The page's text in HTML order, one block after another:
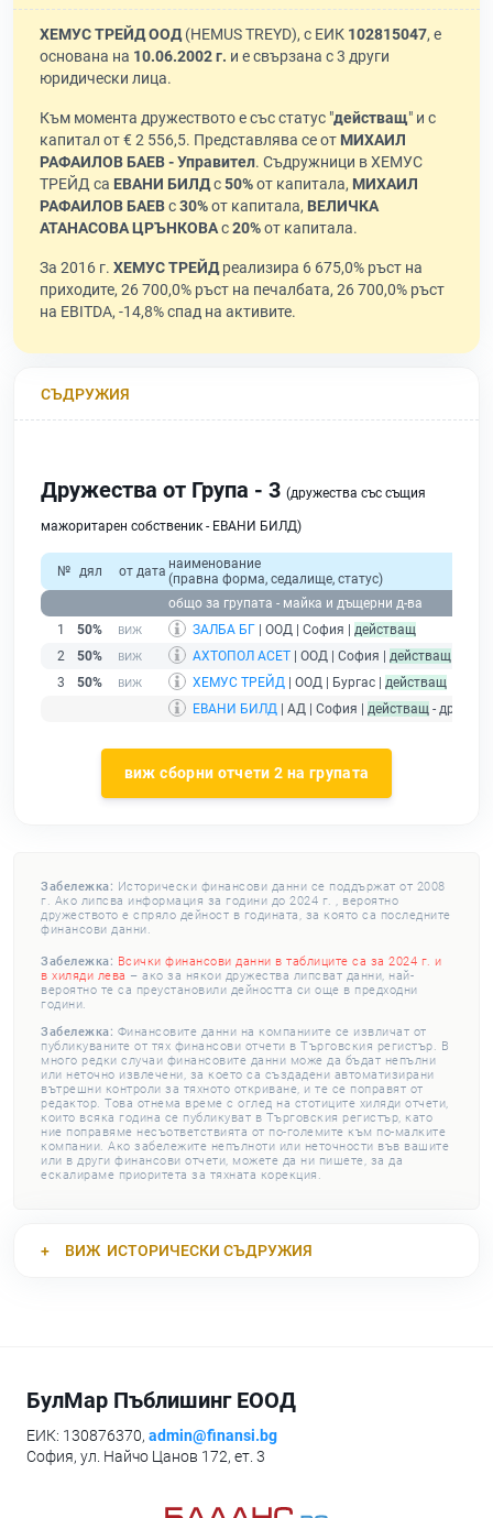
ХЕМУС ТРЕЙД ООД(HEMUS TREYD), с ЕИК 102815047, е
основана на 10.06.2002 г. и е свързана с 3 други
юридически лица.
Към момента дружеството е със статус "действащ" и с
капитал от € 2 556,5. Представлява се от МИХАИЛ
РАФАИЛОВ БАЕВ - Управител. Съдружници в ХЕМУС
ТРЕЙД са ЕВАНИ БИЛДс50%от капитала, МИХАИЛ
РАФАИЛОВ БАЕВс30%от капитала, ВЕЛИЧКА
АТАНАСОВА ЦРЪНКОВАс20%от капитала.
За 2016 г. ХЕМУС ТРЕЙДреализира 6 675,0% ръст на
приходите, 26 700,0% ръст на печалбата, 26 700,0% ръст
на EBITDA, -14,8% спад на активите.
СЪДРУЖИЯ
Дружества от Група - 3 (дружества със същия
мажоритарен собственик - ЕВАНИ БИЛД)
№ дял от дата наименование
(правна форма, седалище, статус)
общо за групата - майка и дъщерни д-ва
1
50% ЗАЛБА БГ | ООД | София | действащ
2
50% АХТОПОЛ АСЕТ | ООД | София | действащ
3
50% ХЕМУС ТРЕЙД | ООД | Бургас | действащ
ЕВАНИ БИЛД | АД | София | действащ -
виж сборни отчети 2 на групата
Забележка: Исторически финансови данни се поддържат от 2008
г. Ако липсва информация за години до 2024 г. , вероятно
дружеството е спряло дейност в годината, за която са последните
финансови данни.
Забележка: Всички финансови данни в таблиците са за 2024 г. и
в хиляди лева – ако за някои дружества липсват данни, най-
вероятно те са преустановили дейността си още в предходни
години.
Забележка: Финансовите данни на компаниите се извличат от
публикуваните от тях финансови отчети в Търговския регистър. В
много редки случаи финансовите данни може да бъдат непълни
или неточно извлечени, за което са създадени автоматизирани
вътрешни контроли за тяхното откриване, и те се поправят от
редактор. Това отнема време с оглед на стотиците хиляди отчети,
които всяка година се публикуват в Търговския регистър, като
ние поправяме несъответствията от по-големите към по-малките
компании. Ако забележите непълноти или неточности във вашите
или в други финансови отчети, можете да ни пишете, за да
ескалираме приоритета за тяхната корекция.
ВИЖ ИСТОРИЧЕСКИ СЪДРУЖИЯ
БулМар Пъблишинг ЕООД
ЕИК: 130876370, admin@finansi.bg
София, ул. Найчо Цанов 172, ет. 3